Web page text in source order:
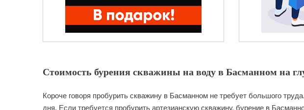
Стоимость бурения скважины на воду в Басманном на
Короче говоря пробурить скважину в Басманном не требует большого
дня. Если требуется пробурить артезианскую скважину, бурение в